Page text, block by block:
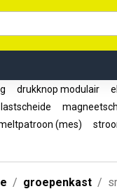
drukknop modulair
lastscheide
(mes)
groepenkast